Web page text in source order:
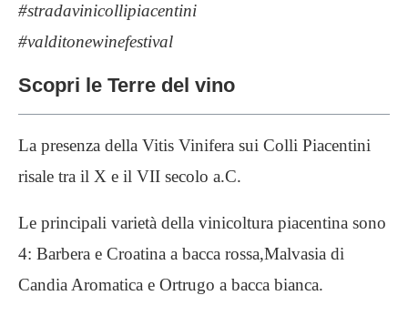
#stradavinicollipiacentini
#valditonewinefestival
Scopri le Terre del vino
La presenza della Vitis Vinifera sui Colli Piacentini
risale tra il X e il VII secolo a.C.
Le principali varietà della vinicoltura piacentina sono
4: Barbera e Croatina a bacca rossa,Malvasia di
Candia Aromatica e Ortrugo a bacca bianca.